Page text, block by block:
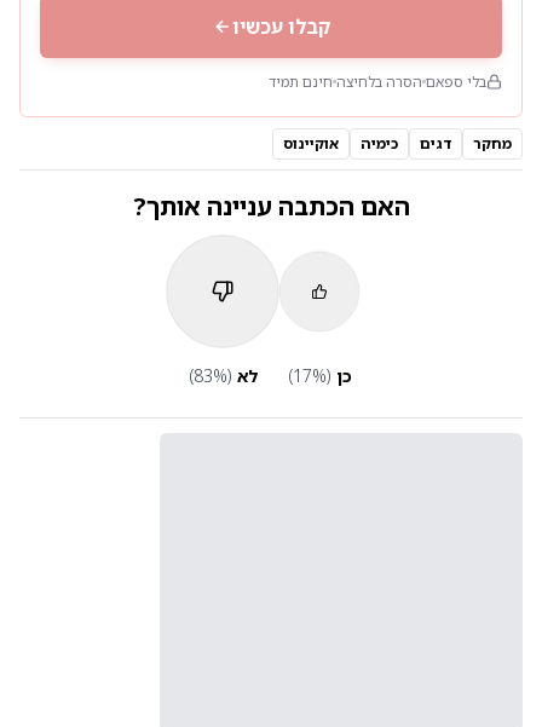
קבלו עכשיו
בלי ספאם הסרה בלחיצה חינם תמיד
מחקר דגים כימיה אוקיינוס
האם הכתבה עניינה אותך?
כן (
17%) לא (
83%)